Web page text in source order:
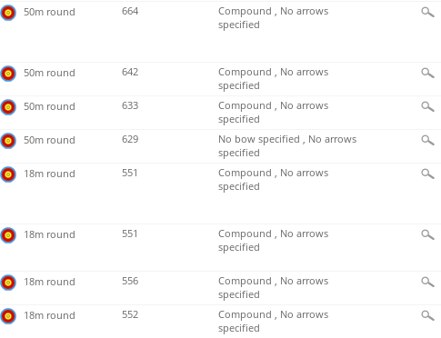
50m round 664
Compound , No arrows
specified
50m round 642
Compound , No arrows
specified
50m round 633
Compound , No arrows
specified
50m round 629
No bow specified , No arrows
specified
18m round 551
Compound , No arrows
specified
18m round 551
Compound , No arrows
specified
18m round 556
Compound , No arrows
specified
18m round 552
Compound , No arrows
specified